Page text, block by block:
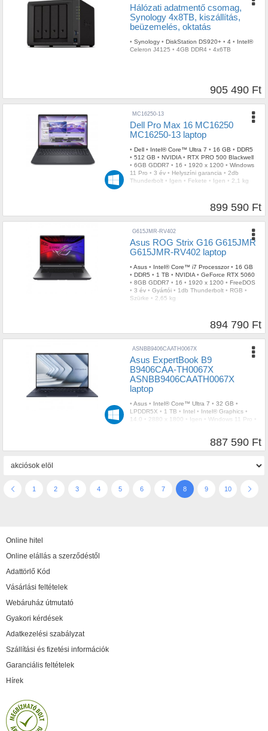
Hálózati adatmentő csomag,
Synology 4x8TB, kiszállítás,
beüzemelés, oktatás
• Synology • DiskStation DS920+ • 4 • Intel®
Celeron J4125 • 4GB DDR4 • 4x6TB
905 490 Ft
MC16250-13
Dell Pro Max 16 MC16250
MC16250-13 laptop
• Dell • Intel® Core™ Ultra 7 • 16 GB • DDR5
• 512 GB • NVIDIA • RTX PRO 500 Blackwell
• 6GB GDDR7 • 16 • 1920 x 1200 • Windows
11 Pro • 3 év • Helyszíni garancia • 2db
Thunderbolt • Igen • Fekete • Igen • 2,1 kg
899 590 Ft
G615JMR-RV402
Asus ROG Strix G16 G615JMR
G615JMR-RV402 laptop
• Asus • Intel® Core™ i7 Processzor • 16 GB
• DDR5 • 1 TB • NVIDIA • GeForce RTX 5060
• 8GB GDDR7 • 16 • 1920 x 1200 • FreeDOS
• 3 év • Gyártói • 1db Thunderbolt • RGB •
Szürke • 2,65 kg
894 790 Ft
ASNBB9406CAATH0067X
Asus ExpertBook B9
B9406CAA-TH0067X
ASNBB9406CAATH0067X
laptop
• Asus • Intel® Core™ Ultra 7 • 32 GB •
LPDDR5X • 1 TB • Intel • Intel® Graphics •
14.0
2880 x 1800 Igen Windows 11 Pro
887 590 Ft
1 2 3 4 5 6 7 8 9 10
Online hitel
Online elállás a szerződéstől
Adattörlő Kód
Vásárlási feltételek
Webáruház útmutató
Gyakori kérdések
Adatkezelési szabályzat
Szállítási és fizetési információk
Garanciális feltételek
Hírek